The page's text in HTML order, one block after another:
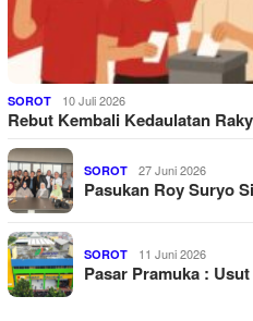
SOROT 10 Juli 2026
Rebut Kembali Kedaulatan
SOROT 27 Juni 2026
Pasukan Roy Suryo
SOROT 11 Juni 2026
Pasar Pramuka :